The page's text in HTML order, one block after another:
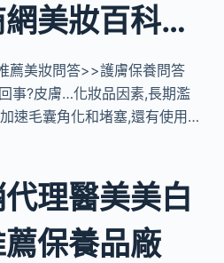
美妝百科…
薦美妝問答>>護膚保養問答
事?皮膚…化妝品因素,長期濫
速毛囊角化和堵塞,還有使用…
理醫美美白
保養品廠